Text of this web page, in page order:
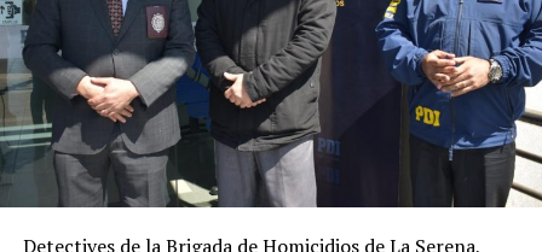
Detectives de la Brigada de Homicidios de La Serena,